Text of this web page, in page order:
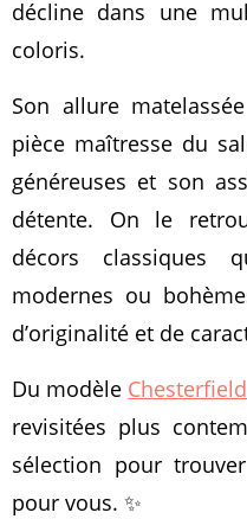
décline dans une
coloris.
Son allure
pièce maîtresse du
généreuses et son
détente. On le
décors classiques
modernes ou
d’originalité et de
Du modèle Chesterfield
revisitées plus
sélection pour
pour vous. ✨